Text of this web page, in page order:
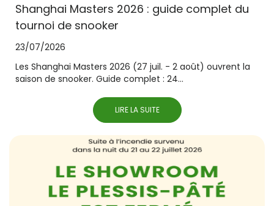
Shanghai Masters 2026 : guide complet du
tournoi de snooker
23/07/2026
Les Shanghai Masters 2026 (27 juil. - 2 août) ouvrent la
saison de snooker. Guide complet : 24...
LIRE LA SUITE